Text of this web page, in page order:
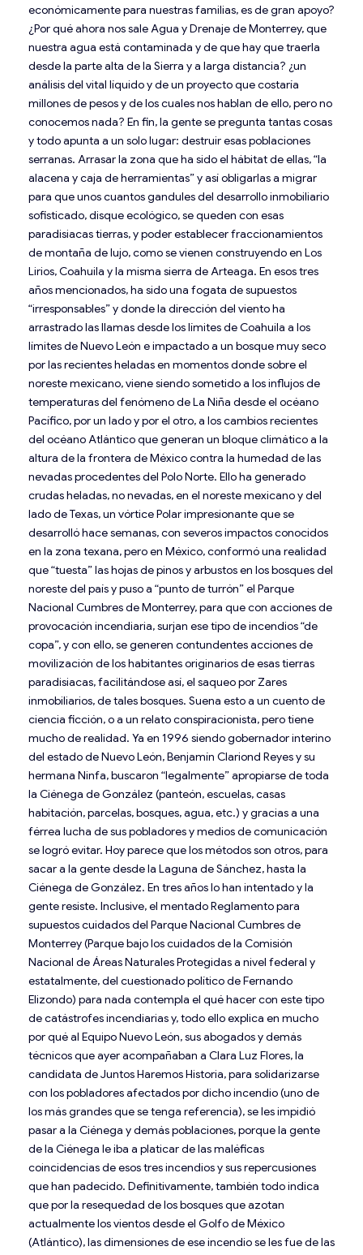
económicamente para nuestras familias, es de gran apoyo?
¿Por qué ahora nos sale Agua y Drenaje de Monterrey, que
nuestra agua está contaminada y de que hay que traerla
desde la parte alta de la Sierra y a larga distancia? ¿un
análisis del vital líquido y de un proyecto que costaría
millones de pesos y de los cuales nos hablan de ello, pero no
conocemos nada? En fin, la gente se pregunta tantas cosas
y todo apunta a un solo lugar: destruir esas poblaciones
serranas. Arrasar la zona que ha sido el hábitat de ellas, “la
alacena y caja de herramientas” y así obligarlas a migrar
para que unos cuantos gandules del desarrollo inmobiliario
sofisticado, disque ecológico, se queden con esas
paradisiacas tierras, y poder establecer fraccionamientos
de montaña de lujo, como se vienen construyendo en Los
Lirios, Coahuila y la misma sierra de Arteaga. En esos tres
años mencionados, ha sido una fogata de supuestos
“irresponsables” y donde la dirección del viento ha
arrastrado las llamas desde los límites de Coahuila a los
límites de Nuevo León e impactado a un bosque muy seco
por las recientes heladas en momentos donde sobre el
noreste mexicano, viene siendo sometido a los influjos de
temperaturas del fenómeno de La Niña desde el océano
Pacífico, por un lado y por el otro, a los cambios recientes
del océano Atlántico que generan un bloque climático a la
altura de la frontera de México contra la humedad de las
nevadas procedentes del Polo Norte. Ello ha generado
crudas heladas, no nevadas, en el noreste mexicano y del
lado de Texas, un vórtice Polar impresionante que se
desarrolló hace semanas, con severos impactos conocidos
en la zona texana, pero en México, conformó una realidad
que “tuesta” las hojas de pinos y arbustos en los bosques del
noreste del país y puso a “punto de turrón” el Parque
Nacional Cumbres de Monterrey, para que con acciones de
provocación incendiaria, surjan ese tipo de incendios “de
copa”, y con ello, se generen contundentes acciones de
movilización de los habitantes originarios de esas tierras
paradisiacas, facilitándose así, el saqueo por Zares
inmobiliarios, de tales bosques. Suena esto a un cuento de
ciencia ficción, o a un relato conspiracionista, pero tiene
mucho de realidad. Ya en 1996 siendo gobernador interino
del estado de Nuevo León, Benjamín Clariond Reyes y su
hermana Ninfa, buscaron “legalmente” apropiarse de toda
la Ciénega de González (panteón, escuelas, casas
habitación, parcelas, bosques, agua, etc.) y gracias a una
férrea lucha de sus pobladores y medios de comunicación
se logró evitar. Hoy parece que los métodos son otros, para
sacar a la gente desde la Laguna de Sánchez, hasta la
Ciénega de González. En tres años lo han intentado y la
gente resiste. Inclusive, el mentado Reglamento para
supuestos cuidados del Parque Nacional Cumbres de
Monterrey (Parque bajo los cuidados de la Comisión
Nacional de Áreas Naturales Protegidas a nivel federal y
estatalmente, del cuestionado político de Fernando
Elizondo) para nada contempla el qué hacer con este tipo
de catástrofes incendiarias y, todo ello explica en mucho
por qué al Equipo Nuevo León, sus abogados y demás
técnicos que ayer acompañaban a Clara Luz Flores, la
candidata de Juntos Haremos Historia, para solidarizarse
con los pobladores afectados por dicho incendio (uno de
los más grandes que se tenga referencia), se les impidió
pasar a la Ciénega y demás poblaciones, porque la gente
de la Ciénega le iba a platicar de las maléficas
coincidencias de esos tres incendios y sus repercusiones
que han padecido. Definitivamente, también todo indica
que por la resequedad de los bosques que azotan
actualmente los vientos desde el Golfo de México
(Atlántico), las dimensiones de ese incendio se les fue de las